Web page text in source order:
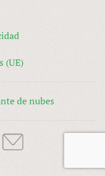
(UE)
de nubes